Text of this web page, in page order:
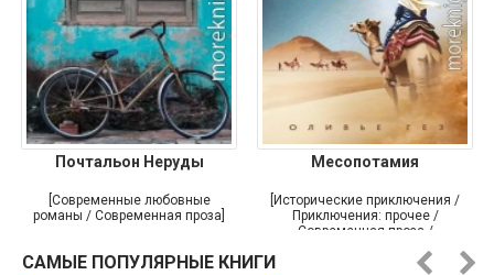
Почтальон Неруды
[Современные любовные
романы / Современная проза]
Месопотамия
[Исторические приключения /
Приключения: прочее /
Современная проза /
САМЫЕ ПОПУЛЯРНЫЕ КНИГИ